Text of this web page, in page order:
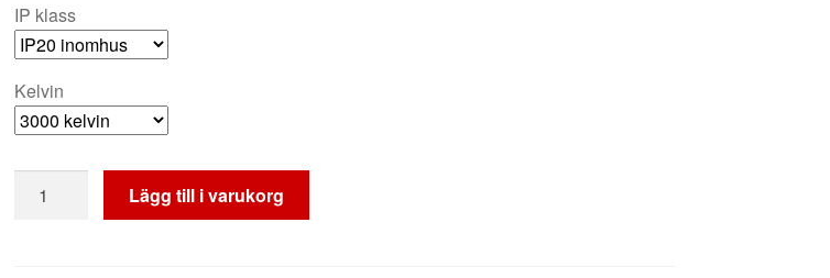
IP klass
Kelvin
LED
Lägg till i varukorg